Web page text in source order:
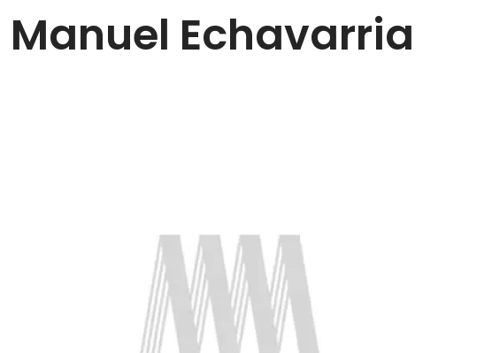
Echavarria